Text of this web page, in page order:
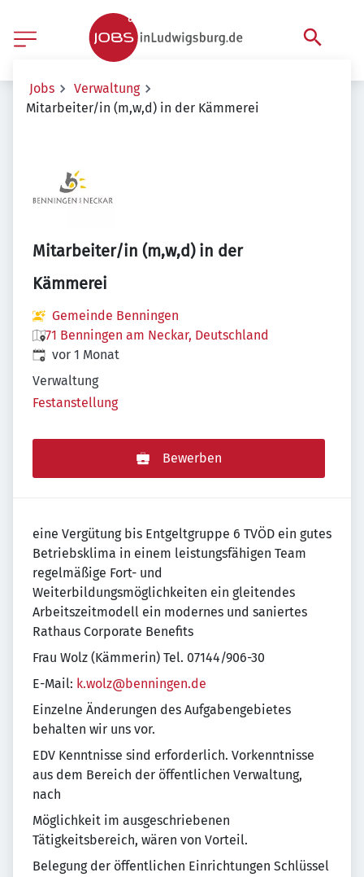
Jobs
Verwaltung
Mitarbeiter/in (m,w,d) in der Kämmerei
Mitarbeiter/in (m,w,d) in der
Kämmerei
Gemeinde Benningen
71 Benningen am Neckar, Deutschland
Veröffentlicht:
vor 1 Monat
Verwaltung
Festanstellung
Bewerben
eine Vergütung bis Entgeltgruppe 6 TVÖD ein gutes
Betriebsklima in einem leistungsfähigen Team
regelmäßige Fort- und
Weiterbildungsmöglichkeiten ein gleitendes
Arbeitszeitmodell ein modernes und saniertes
Rathaus Corporate Benefits
Frau Wolz (Kämmerin) Tel. 07144/906-30
E-Mail: k.wolz@benningen.de
Einzelne Änderungen des Aufgabengebietes
behalten wir uns vor.
EDV Kenntnisse sind erforderlich. Vorkenntnisse
aus dem Bereich der öffentlichen Verwaltung,
nach
Möglichkeit im ausgeschriebenen
Tätigkeitsbereich, wären von Vorteil.
Belegung der öffentlichen Einrichtungen Schlüssel